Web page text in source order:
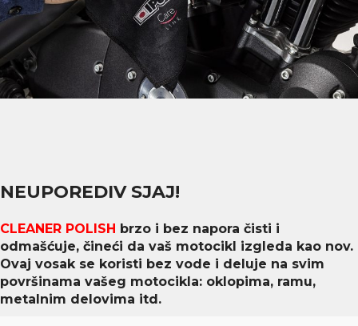
NEUPOREDIV SJAJ!
CLEANER POLISH brzo i bez napora čisti i
odmašćuje, čineći da vaš motocikl izgleda kao nov.
Ovaj vosak se koristi bez vode i deluje na svim
površinama vašeg motocikla: oklopima, ramu,
metalnim delovima itd.